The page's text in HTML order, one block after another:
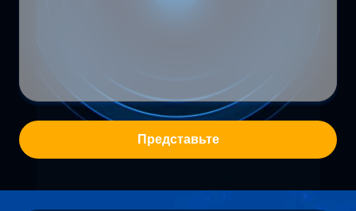
Представьте